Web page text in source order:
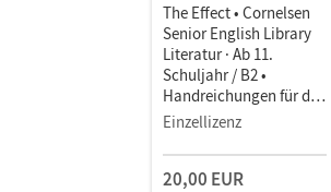
The Effect • Cornelsen
Senior English Library
Literatur · Ab 11.
Schuljahr / B2 •
Handreichungen für den
Unterricht mit
Download
Einzellizenz
20,00 EUR